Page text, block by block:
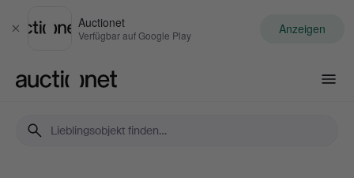
Schließen
Auctionet
Verfügbar auf Google Play Anzeigen